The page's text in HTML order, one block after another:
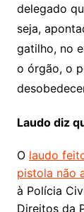
delegado
seja,
gatilho, no
o órgão, o
Laudo diz
O laudo
pistola não
à Polícia
Direitos da